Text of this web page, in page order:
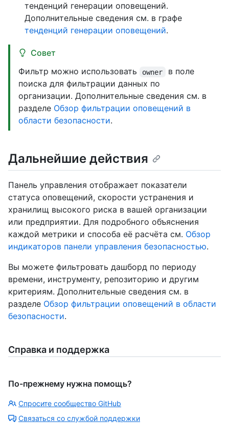
тенденций генерации оповещений.
Дополнительные сведения см. в графе
тенденций генерации оповещений.
Совет
Фильтр можно использовать
owner
в поле
поиска для фильтрации данных по
организации. Дополнительные сведения см. в
разделе Обзор фильтрации оповещений в
области безопасности.
Дальнейшие действия
Панель управления отображает показатели
статуса оповещений, скорости устранения и
хранилищ высокого риска в вашей организации
или предприятии. Для подробного объяснения
каждой метрики и способа её расчёта см. Обзор
индикаторов панели управления безопасностью.
Вы можете фильтровать дашборд по периоду
времени, инструменту, репозиторию и другим
критериям. Дополнительные сведения см. в
разделе Обзор фильтрации оповещений в области
безопасности.
Справка и поддержка
По-прежнему нужна помощь?
Спросите сообщество GitHub
Связаться со службой поддержки